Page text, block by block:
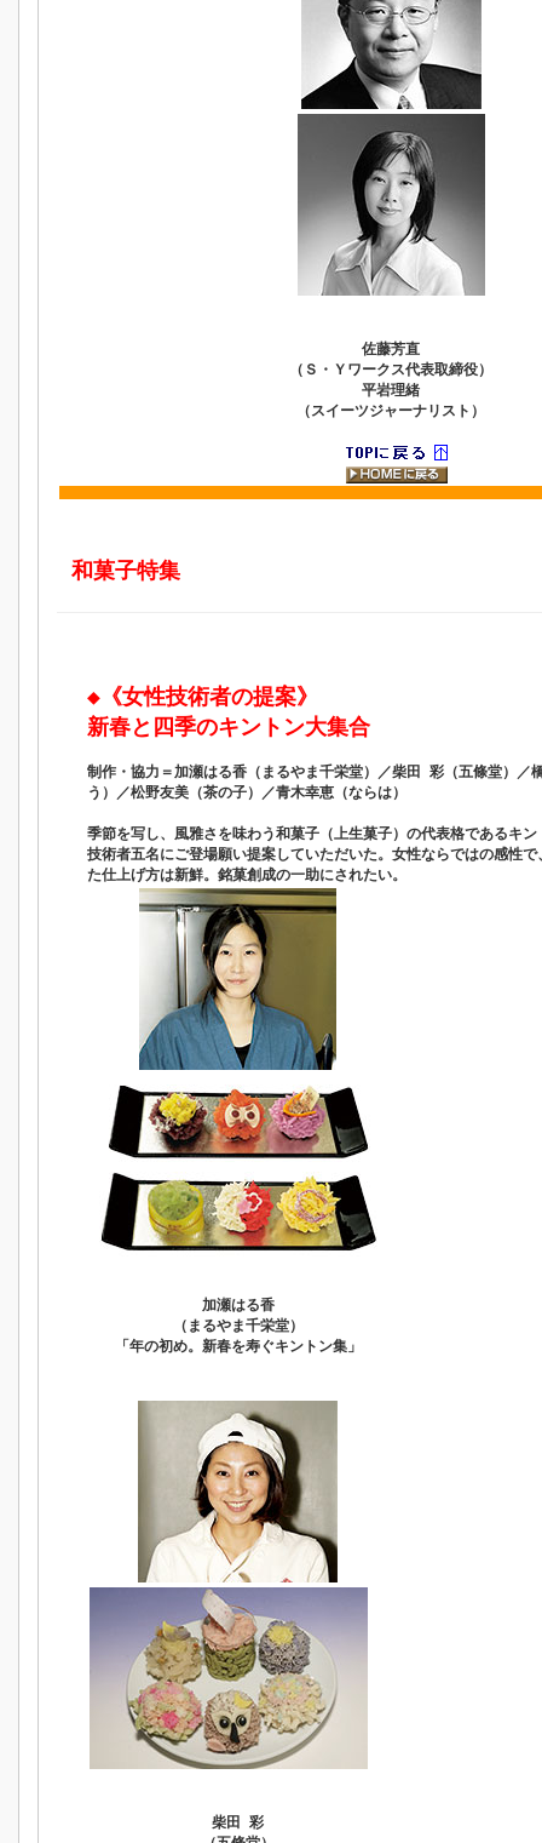
佐藤芳直
（Ｓ・Ｙワークス代表取締役）
平岩理緒
（スイーツジャーナリスト）
和菓子特集
◆《女性技術者の提案》
新春と四季のキントン大集合
制作・協力＝加瀬はる香（まるやま千栄堂）／柴田 彩（五條堂）／
う）／松野友美（茶の子）／青木幸恵（ならは）
季節を写し、風雅さを味わう和菓子（上生菓子）の代表格であるキ
技術者五名にご登場願い提案していただいた。女性ならではの感性
た仕上げ方は新鮮。銘菓創成の一助にされたい。
加瀬はる香
（まるやま千栄堂）
「年の初め。新春を寿ぐキントン集」
柴田 彩